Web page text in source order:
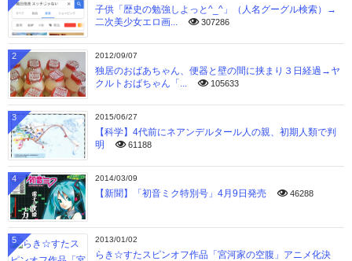
子供「歴史の勉強しよっと^_^」（人名グーグル検索）→
二次美少女エロ画...
307286
2012/09/07
独居のおばあちゃん、便器と壁の間に挟まり３日経過→ヤ
クルトおばちゃん「...
105633
2
2015/06/27
【科学】4代前にネアンデルタール人の親、初期人類で判
明
61188
3
2014/03/09
【新聞】「初音ミク特別号」4月9日発売 46288
4
2013/01/02
らき☆すたスピンオフ作品「宮河家の空腹」アニメ化決
5